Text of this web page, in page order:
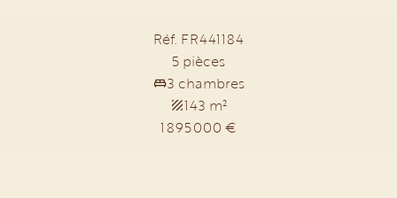
Réf. FR441184
5 pièces
3 chambres
143 m²
1 895 000 €